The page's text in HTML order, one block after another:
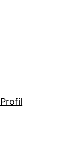
Profil